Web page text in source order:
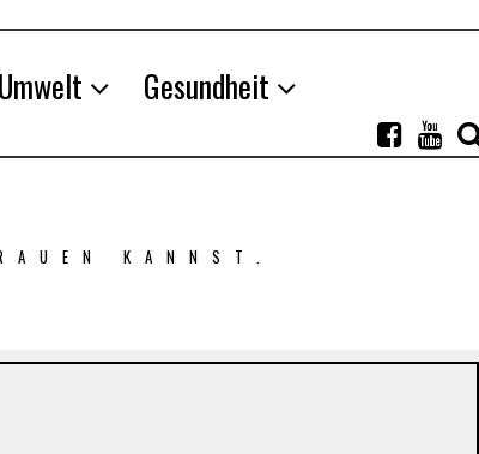
Umwelt
Gesundheit
KANNST.